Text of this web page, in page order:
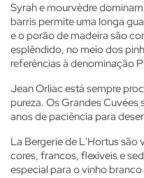
Syrah e mourvèdre
barris permite uma longa
e o porão de madeira são
esplêndido, no meio dos
referências à denominação
Jean Orliac está sempre
pureza. Os Grandes
anos de paciência para
La Bergerie de L'Hortus são
cores, francos, flexíveis e
especial para o vinho